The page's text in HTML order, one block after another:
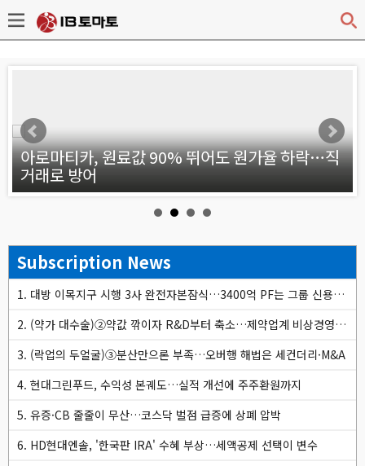
아로마티카, 원료값 90% 뛰어도 원가율 하락…직
거래로 방어
Subscription News
1. 대방 이목지구 시행 3사 완전자본잠식…3400억 PF는 그룹 신용으로
2. (약가 대수술)②약값 깎이자 R&D부터 축소…제약업계 비상경영 돌입
3. (락업의 두얼굴)③분산만으론 부족…오버행 해법은 세컨더리·M&A
4. 현대그린푸드, 수익성 본궤도…실적 개선에 주주환원까지
5. 유증·CB 줄줄이 무산…코스닥 벌점 급증에 상폐 압박
6. HD현대엔솔, '한국판 IRA' 수혜 부상…세액공제 선택이 변수